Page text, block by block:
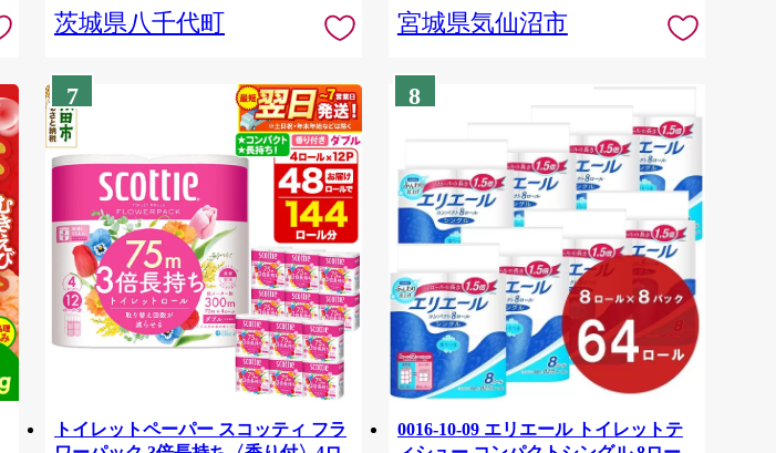
茨城県八千代町
宮城県気仙沼市
7
トイレットペーパー スコッティ フラ
8
0016-10-09 エリエール トイレットテ